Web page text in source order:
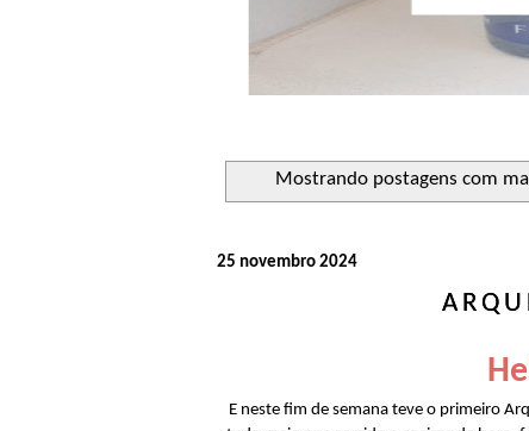
Mostrando postagens com
25 novembro 2024
E neste fim de semana teve o primeiro